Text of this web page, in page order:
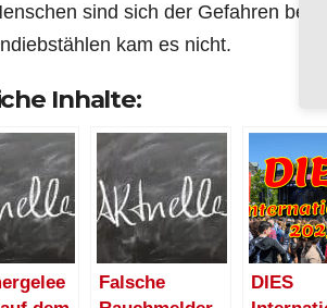
sind sich der Gefahren
kam es nicht.
Inhalte:
Falsche
DIES